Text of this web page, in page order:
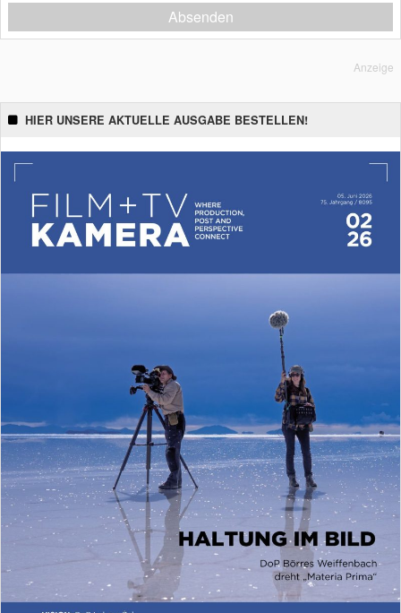
Absenden
Anzeige
HIER UNSERE AKTUELLE AUSGABE BESTELLEN!